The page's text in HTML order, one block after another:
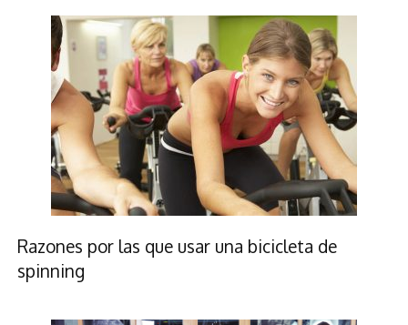
Razones por las que usar una bicicleta de
spinning